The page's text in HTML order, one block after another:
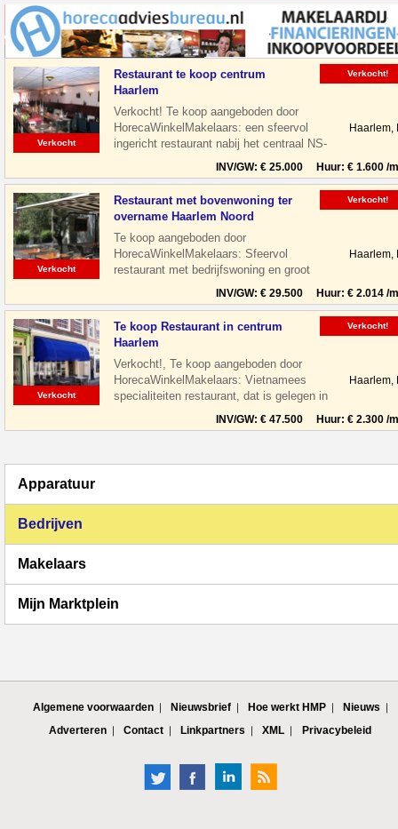
Verkocht
Restaurant te koop centrum
Haarlem
Verkocht! Te koop aangeboden door
HorecaWinkelMakelaars: een sfeervol
ingericht restaurant nabij het centraal NS-
Station te Haarlem. Het restaurant is
Haarlem,
INV/GW: € 25.000 Huur: € 1.600 /
Verkocht!
Verkocht
Restaurant met bovenwoning ter
overname Haarlem Noord
Te koop aangeboden door
HorecaWinkelMakelaars: Sfeervol
restaurant met bedrijfswoning en groot
terras gelegen aan de Floresstraat in
Haarlem Noord. De
Haarlem,
INV/GW: € 29.500 Huur: € 2.014 /
Verkocht!
Verkocht
Te koop Restaurant in centrum
Haarlem
Verkocht!, Te koop aangeboden door
HorecaWinkelMakelaars: Vietnamees
specialiteiten restaurant, dat is gelegen in
de leukste winkelstraat van Haarlem,
Haarlem,
INV/GW: € 47.500 Huur: € 2.300 /
Verkocht!
Apparatuur
Bedrijven
Makelaars
Mijn Marktplein
Algemene voorwaarden Nieuwsbrief Hoe werkt HMP
Nieuws
Adverteren
Contact Linkpartners XML Privacybeleid